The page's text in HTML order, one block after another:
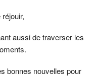
aussi de traverser les
bonnes nouvelles pour